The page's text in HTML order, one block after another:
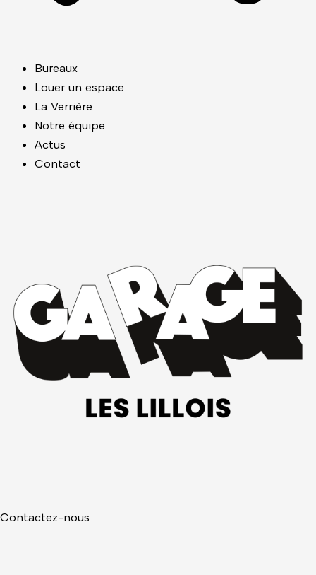
Bureaux
Louer un espace
La Verrière
Notre équipe
Actus
Contact
Contactez-nous